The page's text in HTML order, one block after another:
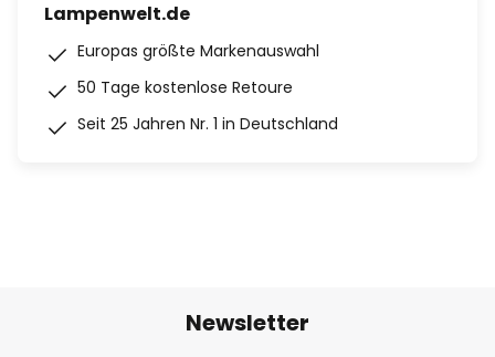
Lampenwelt.de
Europas größte Markenauswahl
50 Tage kostenlose Retoure
Seit 25 Jahren Nr. 1 in Deutschland
Newsletter